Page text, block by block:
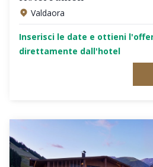
Valdaora
Inserisci le date e ottieni
direttamente dall'hotel